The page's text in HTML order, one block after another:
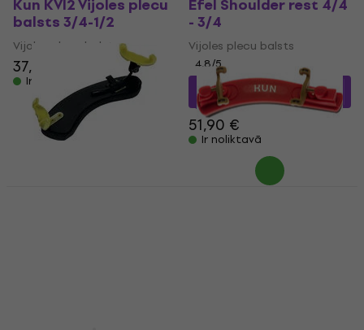
Kun KVI2 Vijoles plecu
balsts 3/4-1/2
Vijoles plecu balsts
37,50 €
Ir noliktavā
Efel Shoulder rest 4/4
- 3/4
Vijoles plecu balsts
4,8/5
47,45 €ar kodu
MUZMUZ-5
51,90 €
Ir noliktavā